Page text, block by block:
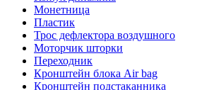
Монетница
Пластик
Трос дефлектора воздушного
Моторчик шторки
Переходник
Кронштейн блока Air bag
Кронштейн подстаканника